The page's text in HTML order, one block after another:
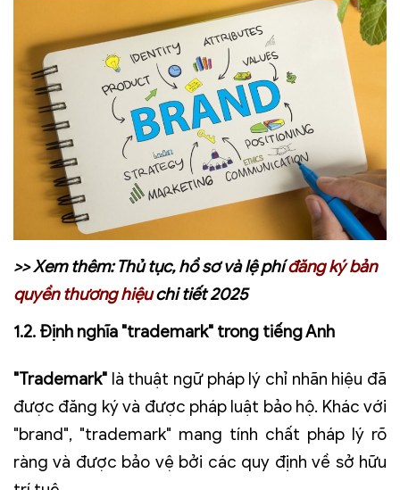
>> Xem thêm: Thủ tục, hồ sơ và lệ phíđăng ký bản
quyền thương hiệuchi tiết 2025
1.2. Định nghĩa "trademark" trong tiếng Anh
"Trademark" là thuật ngữ pháp lý chỉ nhãn hiệu đã
được đăng ký và được pháp luật bảo hộ. Khác với
"brand", "trademark" mang tính chất pháp lý rõ
ràng và được bảo vệ bởi các quy định về sở hữu